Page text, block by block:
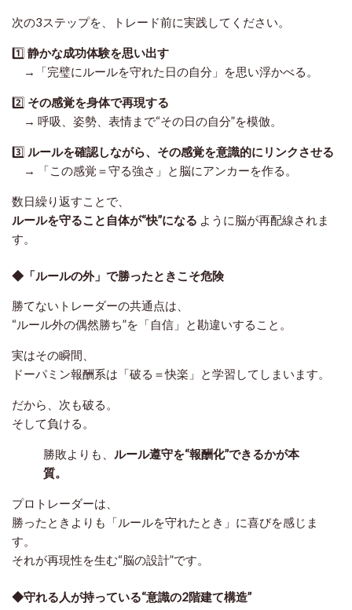
次の3ステップを、トレード前に実践してください。
1️⃣ 静かな成功体験を思い出す
→「完璧にルールを守れた日の自分」を思い浮かべる。
2️⃣ その感覚を身体で再現する
→ 呼吸、姿勢、表情まで“その日の自分”を模倣。
3️⃣ ルールを確認しながら、その感覚を意識的にリンクさせる
→ 「この感覚＝守る強さ」と脳にアンカーを作る。
数日繰り返すことで、
ルールを守ること自体が“快”になる ように脳が再配線されま
す。
◆「ルールの外」で勝ったときこそ危険
勝てないトレーダーの共通点は、
“ルール外の偶然勝ち”を「自信」と勘違いすること。
実はその瞬間、
ドーパミン報酬系は「破る＝快楽」と学習してしまいます。
だから、次も破る。
そして負ける。
勝敗よりも、 ルール遵守を“報酬化”できるかが本
質。
プロトレーダーは、
勝ったときよりも「ルールを守れたとき」に喜びを感じま
す。
それが再現性を生む“脳の設計”です。
◆守れる人が持っている“意識の2階建て構造”